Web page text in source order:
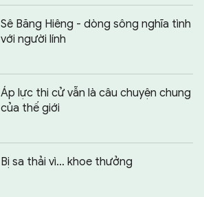
Sê Băng Hiêng - dòng sông nghĩa tình
với người lính
Áp lực thi cử vẫn là câu chuyện chung
của thế giới
Bị sa thải vì… khoe thưởng